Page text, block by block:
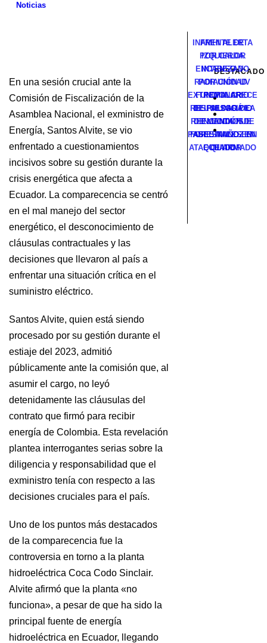
Noticias
En una sesión crucial ante la
Comisión de Fiscalización de la
Asamblea Nacional, el exministro de
Energía, Santos Alvite, se vio
enfrentado a cuestionamientos
incisivos sobre su gestión durante la
crisis energética que afecta a
Ecuador. La comparecencia se centró
en el mal manejo del sector
energético, el desconocimiento de
cláusulas contractuales y las
decisiones que llevaron al país a
enfrentar una situación crítica en el
suministro eléctrico.
Santos Alvite, quien está siendo
procesado por su gestión durante el
estiaje del 2023, admitió
públicamente ante la comisión que, al
asumir el cargo, no leyó
detenidamente las cláusulas del
contrato que firmó para recibir
energía de Colombia. Esta revelación
plantea interrogantes serias sobre la
diligencia y responsabilidad que el
exministro tenía con respecto a las
decisiones cruciales para el país.
Uno de los puntos más destacados
de la comparecencia fue la
controversia en torno a la planta
hidroeléctrica Coca Codo Sinclair.
Alvite afirmó que la planta «no
funciona», a pesar de que ha sido la
principal fuente de energía
hidroeléctrica en Ecuador, llegando
DESTACADO
INAMHI ALERTA
POR CALOR
INTENSO Y
RADIACIÓN UV
EXTREMA: CRECE
EL RIESGO DE
INCENDIOS
FORESTALES EN
ECUADOR
FUNCIONARIO
DEL MUNICIPIO
DE MANTA FUE
ASESINADO EN
ATAQUE ARMADO
FRENTE DE
IZQUIERDA
ENCABEZADO
POR UNIDAD
POPULAR
RESPALDARÁ LA
REELECCIÓN DE
PABEL MUÑOZ EN
QUITO